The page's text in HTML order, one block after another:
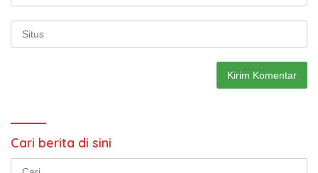
Cari berita di sini
Cari